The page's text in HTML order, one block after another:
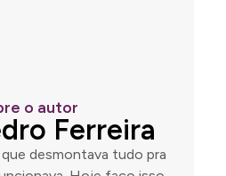
o autor
Ferreira
desmontava tudo pra